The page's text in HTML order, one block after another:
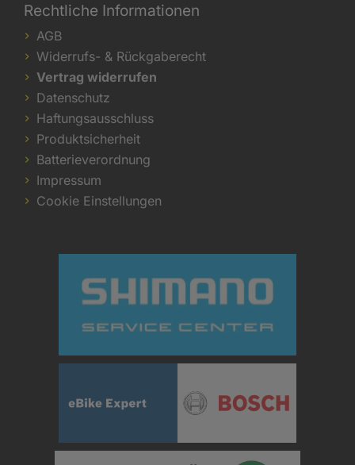
Rechtliche Informationen
AGB
Widerrufs- & Rückgaberecht
Vertrag widerrufen
Datenschutz
Haftungsausschluss
Produktsicherheit
Batterieverordnung
Impressum
Cookie Einstellungen